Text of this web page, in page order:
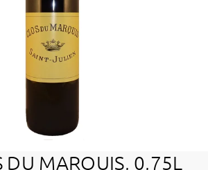
DU MARQUIS, 0,75L